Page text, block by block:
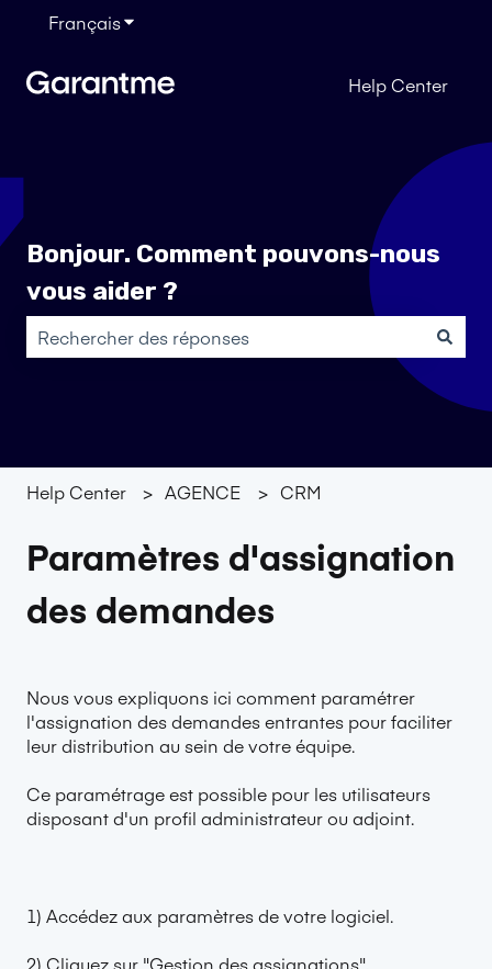
FrançaisAfficher le sous-menu pour les traductions
Help Center
Bonjour. Comment pouvons-nous
vous aider ?
Il n'y a aucune suggestion car le champ de recherche
Help Center AGENCE CRM
Paramètres d'assignation
des demandes
Nous vous expliquons ici comment paramétrer
l'assignation des demandes entrantes pour faciliter
leur distribution au sein de votre équipe.
Ce paramétrage est possible pour les utilisateurs
disposant d'un profil administrateur ou adjoint.
1) Accédez aux paramètres de votre logiciel.
2) Cliquez sur "Gestion des assignations".